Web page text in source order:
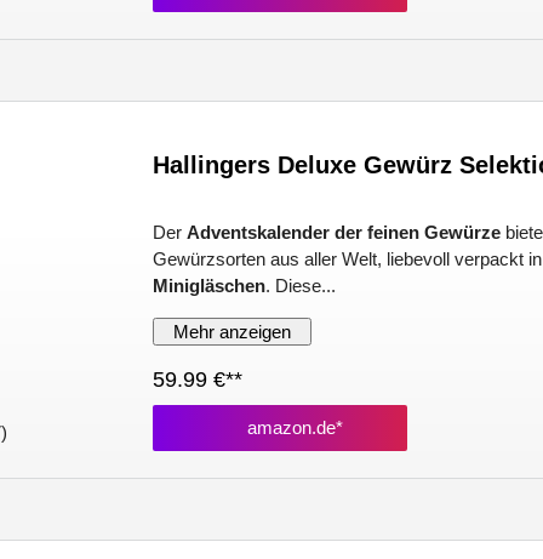
Hallingers Deluxe Gewürz
DerAdventskalender der feinen Gewürze
Gewürzsorten aus aller Welt, liebevoll verpackt
Minigläschen. Diese...
Mehr anzeigen
59.99 €**
amazon.de*